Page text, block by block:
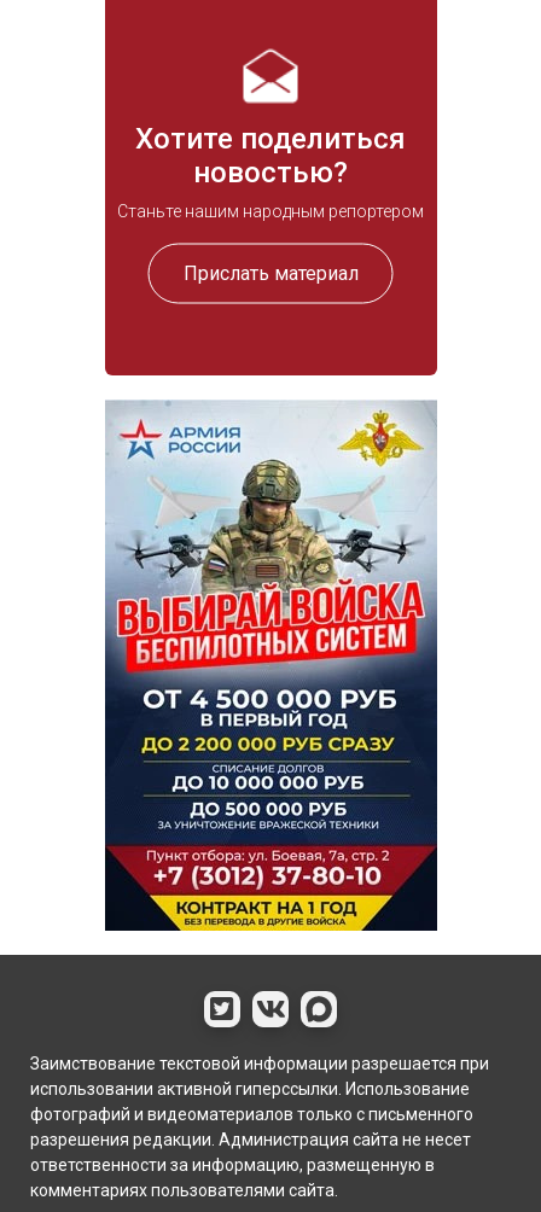
Хотите поделиться
новостью?
Станьте нашим народным репортером
Прислать материал
Заимствование текстовой информации разрешается при
использовании активной гиперссылки. Использование
фотографий и видеоматериалов только с письменного
разрешения редакции. Администрация сайта не несет
ответственности за информацию, размещенную в
комментариях пользователями сайта.